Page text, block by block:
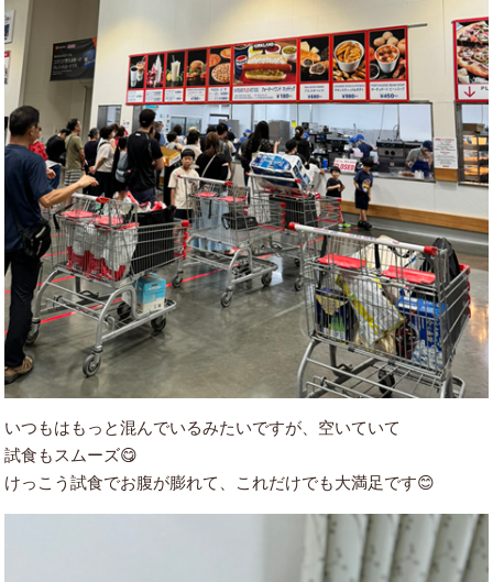
いつもはもっと混んでいるみたいですが、空いていて
試食もスムーズ😋
けっこう試食でお腹が膨れて、これだけでも大満足です😊